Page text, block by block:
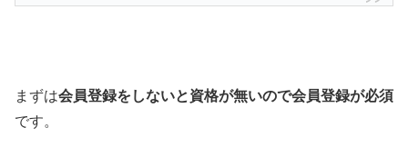
まずは会員登録をしないと資格が無いので会員登録が必須
です。